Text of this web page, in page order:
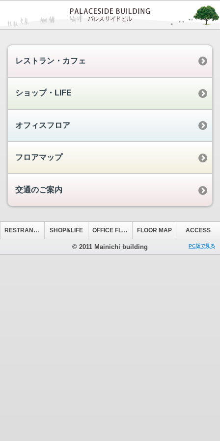
レストラン・カフェ
ショップ・LIFE
オフィスフロア
フロアマップ
交通のご案内
RESTRANT&CAFE SHOP&LIFE OFFICE FLOOR FLOOR MAP ACCESS
© 2011 Mainichi building PC版で見る